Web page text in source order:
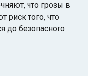
что грозы в
риск того, что
до безопасного